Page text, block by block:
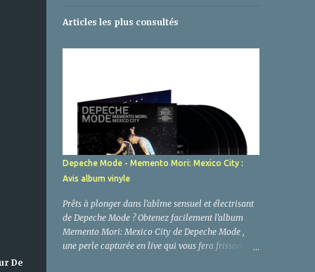
De
Articles les plus consultés
Depeche Mode - Memento Mori: Mexico City :
Avis album vinyle
Prêts à plonger dans l'abîme sensuel et électrisant
de Depeche Mode ? Obtenez facilement l'album
Memento Mori: Mexico City de Depeche Mode ,
une perle capturée en live qui vous fera frissonner